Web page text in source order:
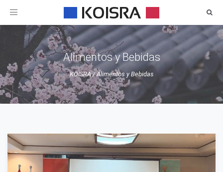
Toggle
Alimentos y Bebidas
KOISRA/Alimentos y Bebidas